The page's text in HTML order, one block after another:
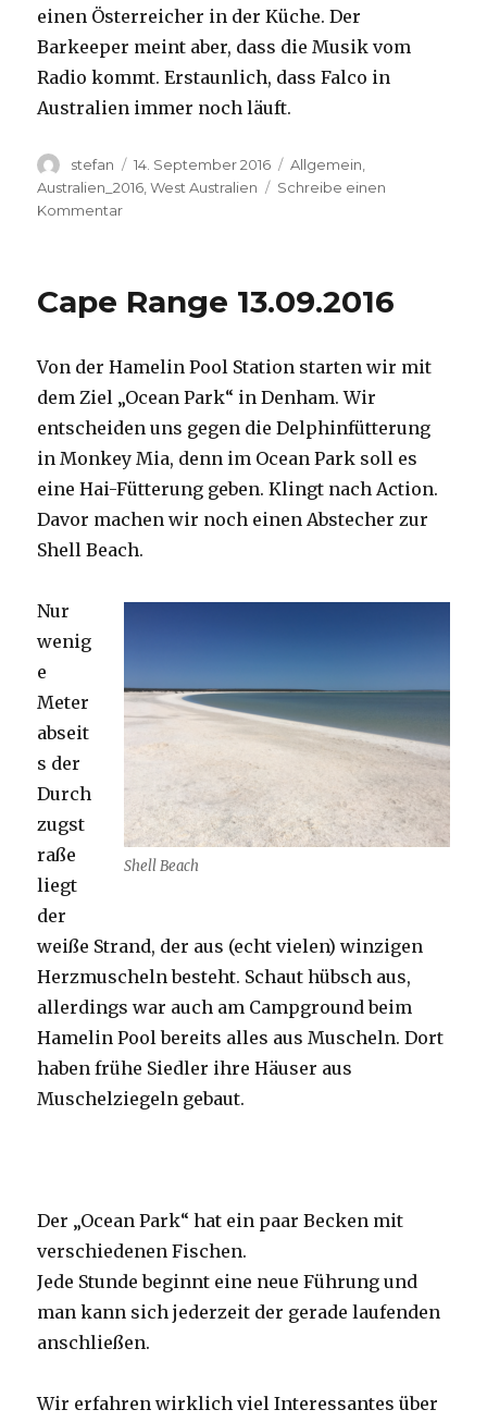
einen Österreicher in der Küche. Der
Barkeeper meint aber, dass die Musik vom
Radio kommt. Erstaunlich, dass Falco in
Australien immer noch läuft.
Autor
stefan
Veröffentlicht
am
14. September 2016 Kategorien
Allgemein
Australien_2016 ,West Australien
Schreibe einen
Kommentarzu
Cape Range 13.09.2016
Von der Hamelin Pool Station starten wir mit
dem Ziel „Ocean Park“ in Denham. Wir
entscheiden uns gegen die Delphinfütterung
in Monkey Mia, denn im Ocean Park soll es
eine Hai-Fütterung geben. Klingt nach Action.
Davor machen wir noch einen Abstecher zur
Shell Beach.
Shell Beach
Nur
wenig
e
Meter
abseit
s der
Durch
zugst
raße
liegt
der
weiße Strand, der aus (echt vielen) winzigen
Herzmuscheln besteht. Schaut hübsch aus,
allerdings war auch am Campground beim
Hamelin Pool bereits alles aus Muscheln. Dort
haben frühe Siedler ihre Häuser aus
Muschelziegeln gebaut.
Der „Ocean Park“ hat ein paar Becken mit
verschiedenen Fischen.
Jede Stunde beginnt eine neue Führung und
man kann sich jederzeit der gerade laufenden
anschließen.
Wir erfahren wirklich viel Interessantes über